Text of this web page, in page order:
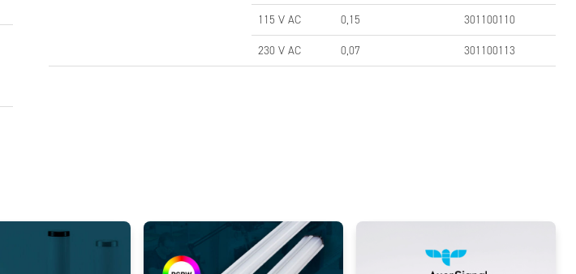
301000110
301100005
115 V AC 0,15 301100110
230 V AC 0,07 301100113